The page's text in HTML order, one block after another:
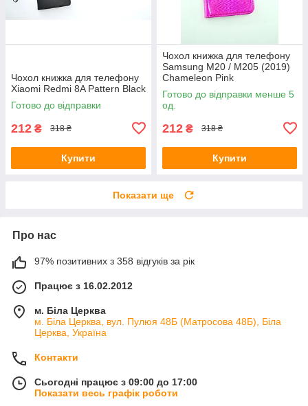
Чохол книжка для телефону
Xiaomi Redmi 8A Pattern Black
Готово до відправки
212 ₴ 318 ₴
Купити
Чохол книжка для телефону
Samsung M20 / M205 (2019)
Chameleon Pink
Готово до відправки менше 5
од.
212 ₴ 318 ₴
Купити
Показати ще
Про нас
97% позитивних з 358 відгуків за рік
Працює з 16.02.2012
м. Біла Церква
м. Біла Церква, вул. Пулюя 48Б (Матросова 48Б), Біла
Церква, Україна
Контакти
Сьогодні працює з 09:00 до 17:00
Показати весь графік роботи